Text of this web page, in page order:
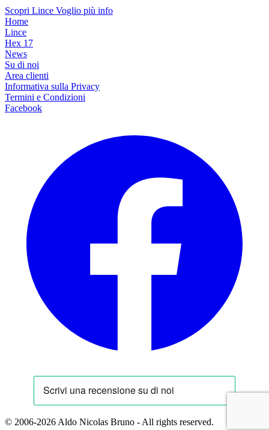
Scopri Lince Voglio più info
Home
Lince
Hex 17
News
Su di noi
Area clienti
Informativa sulla Privacy
Termini e Condizioni
Facebook
© 2006-2026 Aldo Nicolas Bruno - All rights reserved.